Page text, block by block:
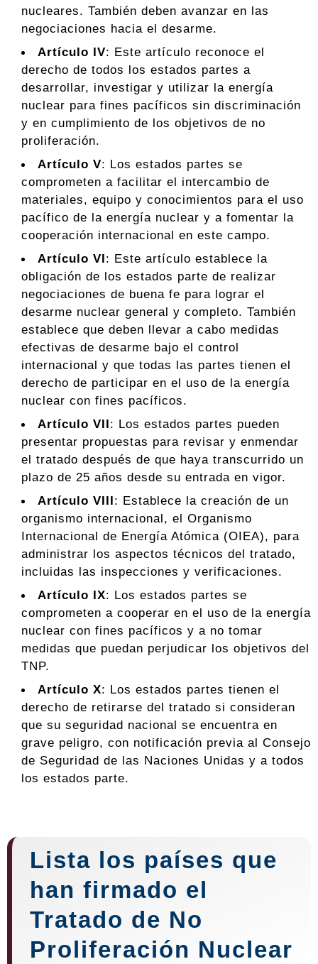
nucleares. También deben avanzar en las
negociaciones hacia el desarme.
Artículo IV: Este artículo reconoce el
derecho de todos los estados partes a
desarrollar, investigar y utilizar la energía
nuclear para fines pacíficos sin discriminación
y en cumplimiento de los objetivos de no
proliferación.
Artículo V: Los estados partes se
comprometen a facilitar el intercambio de
materiales, equipo y conocimientos para el uso
pacífico de la energía nuclear y a fomentar la
cooperación internacional en este campo.
Artículo VI: Este artículo establece la
obligación de los estados parte de realizar
negociaciones de buena fe para lograr el
desarme nuclear general y completo. También
establece que deben llevar a cabo medidas
efectivas de desarme bajo el control
internacional y que todas las partes tienen el
derecho de participar en el uso de la energía
nuclear con fines pacíficos.
Artículo VII: Los estados partes pueden
presentar propuestas para revisar y enmendar
el tratado después de que haya transcurrido un
plazo de 25 años desde su entrada en vigor.
Artículo VIII: Establece la creación de un
organismo internacional, el Organismo
Internacional de Energía Atómica (OIEA), para
administrar los aspectos técnicos del tratado,
incluidas las inspecciones y verificaciones.
Artículo IX: Los estados partes se
comprometen a cooperar en el uso de la energía
nuclear con fines pacíficos y a no tomar
medidas que puedan perjudicar los objetivos del
TNP.
Artículo X: Los estados partes tienen el
derecho de retirarse del tratado si consideran
que su seguridad nacional se encuentra en
grave peligro, con notificación previa al Consejo
de Seguridad de las Naciones Unidas y a todos
los estados parte.
Lista los países que
han firmado el
Tratado de No
Proliferación Nuclear